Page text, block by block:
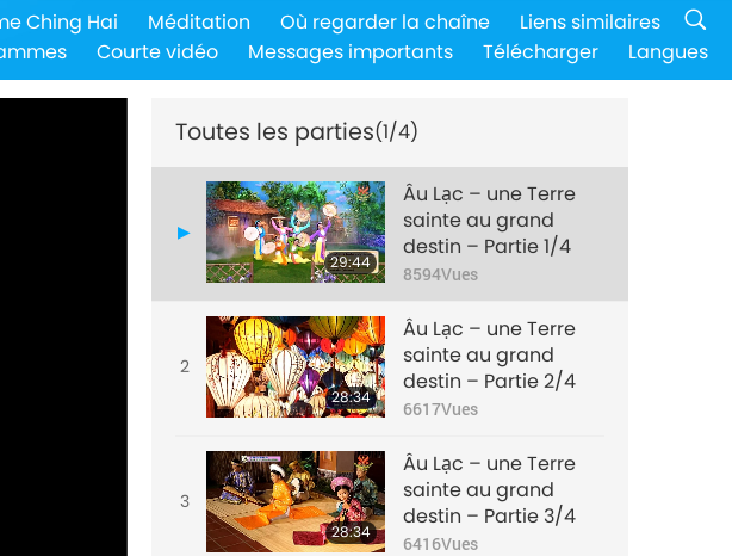
Ching Hai Méditation Où regarder la chaîne
Liens similaires
Courte vidéo Messages importants Télécharger Langues
Toutes les parties(1/4)
29:44
Âu Lạc – une Terre
sainte au grand
destin – Partie 1/4
8594Vues
2
28:34
Âu Lạc – une Terre
sainte au grand
destin – Partie 2/4
6617Vues
3
28:34
Âu Lạc – une Terre
sainte au grand
destin – Partie 3/4
6416Vues